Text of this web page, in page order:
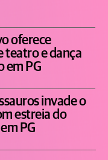
oferece
teatro e dança
em PG
invade o
estreia do
PG